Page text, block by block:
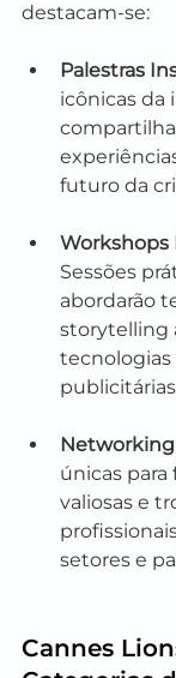
destacam-se:
Palestras
icônicas da
futuro da
Workshops
Sessões
abordarão
storytelling
Networking
únicas para
valiosas e
setores e
Cannes